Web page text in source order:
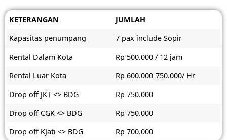
KETERANGAN
JUMLAH
Kapasitas penumpang
7 pax include Sopir
Rental Dalam Kota
Rp 500.000 / 12 jam
Rental Luar Kota
Rp 600.000-750.000/ Hr
Drop off JKT <> BDG
Rp 750.000
Drop off CGK <> BDG
Rp 750.000
Drop off KJati <> BDG
Rp 700.000